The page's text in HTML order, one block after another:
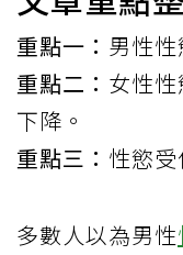
重點一： 男性
重點二： 女性
下降。
重點三： 性慾
多數人以為男性